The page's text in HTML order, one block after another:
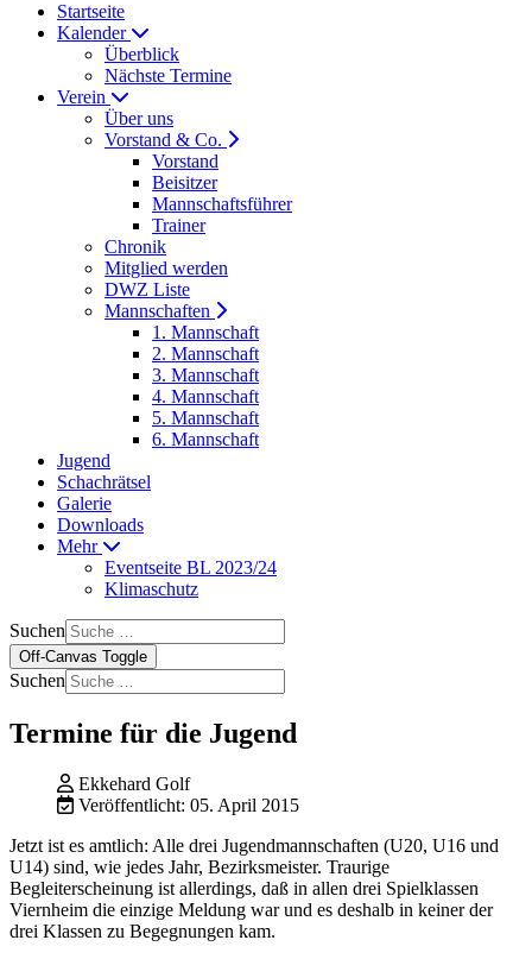
Startseite
Kalender
Überblick
Nächste Termine
Verein
Über uns
Vorstand & Co.
Vorstand
Beisitzer
Mannschaftsführer
Trainer
Chronik
Mitglied werden
DWZ Liste
Mannschaften
1. Mannschaft
2. Mannschaft
3. Mannschaft
4. Mannschaft
5. Mannschaft
6. Mannschaft
Jugend
Schachrätsel
Galerie
Downloads
Mehr
Eventseite BL 2023/24
Klimaschutz
Suchen
Off-Canvas Toggle
Suchen
Termine für die Jugend
Ekkehard Golf
Veröffentlicht: 05. April 2015
Jetzt ist es amtlich: Alle drei Jugendmannschaften (U20, U16 und
U14) sind, wie jedes Jahr, Bezirksmeister. Traurige
Begleiterscheinung ist allerdings, daß in allen drei Spielklassen
Viernheim die einzige Meldung war und es deshalb in keiner der
drei Klassen zu Begegnungen kam.